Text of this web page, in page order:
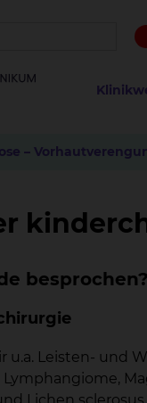
–
besprochen?
Leisten- und